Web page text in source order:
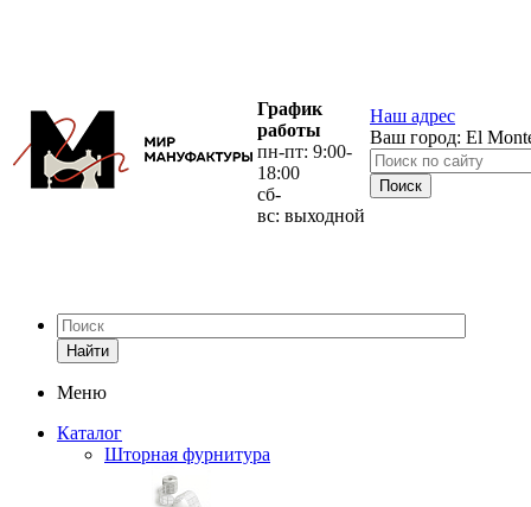
График
работы
пн-пт: 9:00-
18:00
сб-
вс: выходной
Наш адрес
Ваш город: El
Найти
Меню
Каталог
Шторная фурнитура